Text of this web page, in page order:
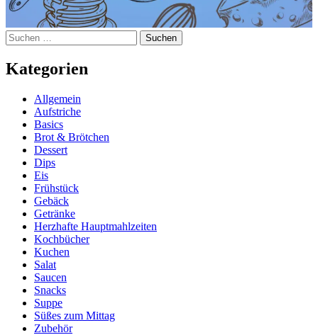
Suchen
nach:
Kategorien
Allgemein
Aufstriche
Basics
Brot & Brötchen
Dessert
Dips
Eis
Frühstück
Gebäck
Getränke
Herzhafte Hauptmahlzeiten
Kochbücher
Kuchen
Salat
Saucen
Snacks
Suppe
Süßes zum Mittag
Zubehör